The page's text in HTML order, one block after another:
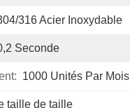
316 Acier Inoxydable
Seconde
1000 Unités Par Mois
taille de taille